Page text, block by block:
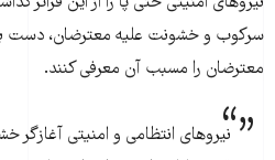
سرکوب و خشونت علیه معترضان، دست به
معترضان را مسبب آن معرفی کنند.
نیروهای انتظامی و امنیتی آغازگر